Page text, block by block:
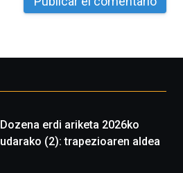
Dozena erdi ariketa 2026ko
udarako (2): trapezioaren aldea